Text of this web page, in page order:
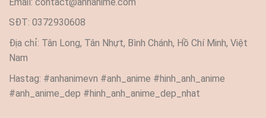
SĐT: 0372930608
Địa chỉ: Tân Long, Tân Nhựt, Bình Chánh, Hồ Chí Minh, Việt
Nam
Hastag: #anhanimevn #anh_anime #hinh_anh_anime
#anh_anime_dep #hinh_anh_anime_dep_nhat